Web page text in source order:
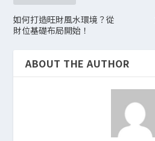
如何打造旺財風水環境？從
財位基礎布局開始！
ABOUT THE AUTHOR